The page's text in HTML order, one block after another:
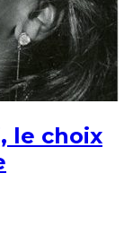
le choix